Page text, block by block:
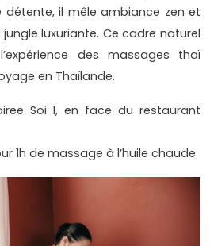
il mêle ambiance zen et
luxuriante. Ce cadre naturel
des massages thaï
en Thaïlande.
Soi 1, en face du restaurant
1h de massage à l’huile chaude